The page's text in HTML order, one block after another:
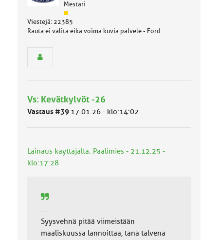
Mestari
J
ä
s
ä
l
u
a
Viestejä: 22385
Rauta ei valita eikä voima kuvia palvele - Ford
Vs: Kevätkylvöt -26
Vastaus #39 17.01.26 - klo:14:02
Lainaus käyttäjältä: Paalimies - 21.12.25 -
klo:17:28
....
Syysvehnä pitää viimeistään
maaliskuussa lannoittaa, tänä talvena